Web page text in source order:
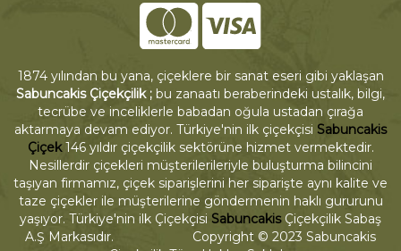
1874 yılından bu yana, çiçeklere bir sanat eseri gibi yaklaşan
Sabuncakis Çiçekçilik ; bu zanaatı beraberindeki ustalık, bilgi,
tecrübe ve inceliklerle babadan oğula ustadan çırağa
aktarmaya devam ediyor. Türkiye'nin ilk çiçekçisi Sabuncakis
Çiçek146 yıldır çiçekçilik sektörüne hizmet vermektedir.
Nesillerdir çiçekleri müşterilerileriyle buluşturma bilincini
taşıyan firmamız, çiçek siparişlerini her siparişte aynı kalite ve
taze çiçekler ile müşterilerine göndermenin haklı gururunu
yaşıyor. Türkiye'nin ilk Çiçekçisi SabuncakisÇiçekçilik Sabaş
A.Ş Markasıdır. Copyright © 2023 Sabuncakis